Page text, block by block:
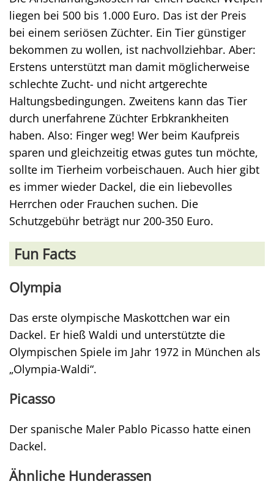
liegen bei 500 bis 1.000 Euro. Das ist der Preis
bei einem seriösen Züchter. Ein Tier günstiger
bekommen zu wollen, ist nachvollziehbar. Aber:
Erstens unterstützt man damit möglicherweise
schlechte Zucht- und nicht artgerechte
Haltungsbedingungen. Zweitens kann das Tier
durch unerfahrene Züchter Erbkrankheiten
haben. Also: Finger weg! Wer beim Kaufpreis
sparen und gleichzeitig etwas gutes tun möchte,
sollte im Tierheim vorbeischauen. Auch hier gibt
es immer wieder Dackel, die ein liebevolles
Herrchen oder Frauchen suchen. Die
Schutzgebühr beträgt nur 200-350 Euro.
Fun Facts
Olympia
Das erste olympische Maskottchen war ein
Dackel. Er hieß Waldi und unterstützte die
Olympischen Spiele im Jahr 1972 in München als
„Olympia-Waldi“.
Picasso
Der spanische Maler Pablo Picasso hatte einen
Dackel.
Ähnliche Hunderassen